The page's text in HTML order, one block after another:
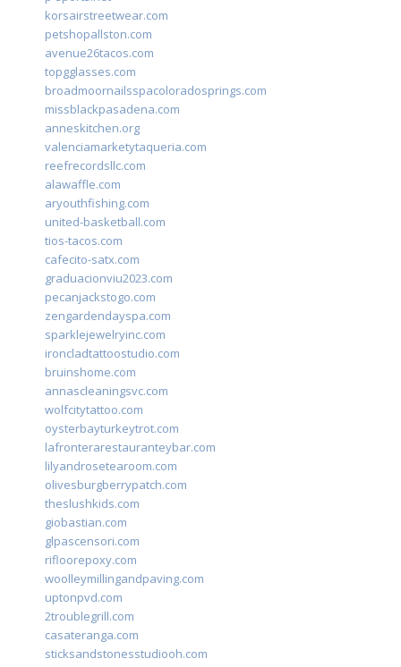
korsairstreetwear.com
petshopallston.com
avenue26tacos.com
topgglasses.com
broadmoornailsspacoloradosprings.com
missblackpasadena.com
anneskitchen.org
valenciamarketytaqueria.com
reefrecordsllc.com
alawaffle.com
aryouthfishing.com
united-basketball.com
tios-tacos.com
cafecito-satx.com
graduacionviu2023.com
pecanjackstogo.com
zengardendayspa.com
sparklejewelryinc.com
ironcladtattoostudio.com
bruinshome.com
annascleaningsvc.com
wolfcitytattoo.com
oysterbayturkeytrot.com
lafronterarestauranteybar.com
lilyandrosetearoom.com
olivesburgberrypatch.com
theslushkids.com
giobastian.com
glpascensori.com
rifloorepoxy.com
woolleymillingandpaving.com
uptonpvd.com
2troublegrill.com
casateranga.com
sticksandstonesstudiooh.com